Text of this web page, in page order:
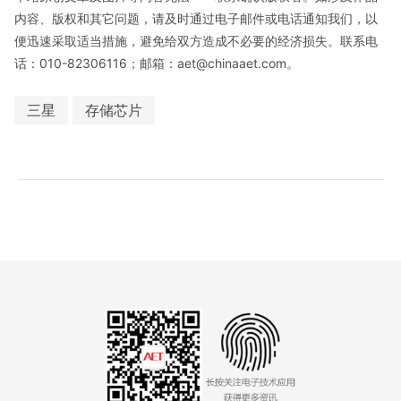
内容、版权和其它问题，请及时通过电子邮件或电话通知我们，以
便迅速采取适当措施，避免给双方造成不必要的经济损失。联系电
话：010-82306116；邮箱：aet@chinaaet.com。
三星 存储芯片